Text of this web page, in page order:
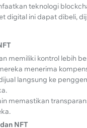
teknologi
digital ini dapat dibeli,
memiliki kontrol lebih
menerima
langsung ke
memastikan
NFT